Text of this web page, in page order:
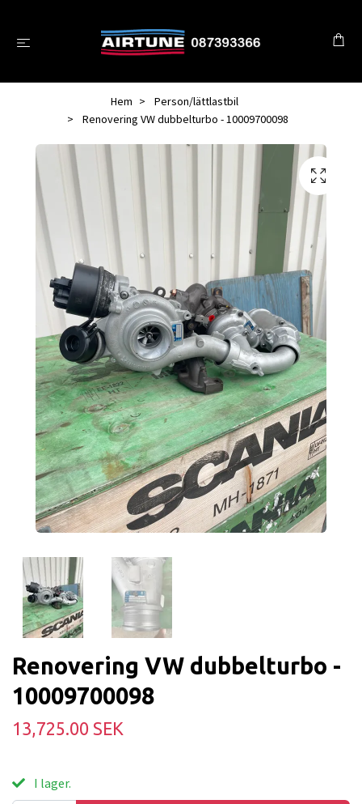
Hem
Person/lättlastbil
Renovering VW dubbelturbo - 10009700098
Renovering VW dubbelturbo -
10009700098
13,725.00 SEK
I lager.